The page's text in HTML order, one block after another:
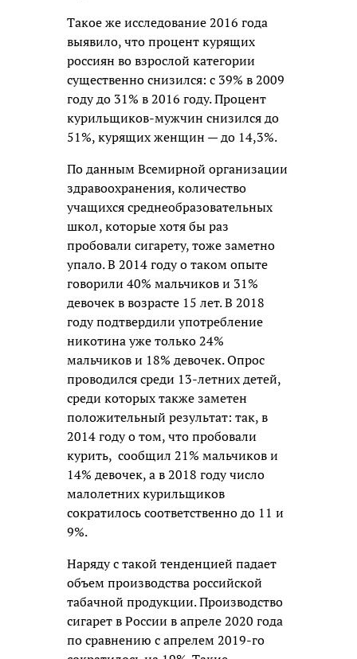
Такое же исследование 2016 года
выявило, что процент курящих
россиян во взрослой категории
существенно снизился: с 39% в 2009
году до 31% в 2016 году. Процент
курильщиков-мужчин снизился до
51%, курящих женщин — до 14,3%.
По данным Всемирной организации
здравоохранения, количество
учащихся среднеобразовательных
школ, которые хотя бы раз
пробовали сигарету, тоже заметно
упало. В 2014 году о таком опыте
говорили 40% мальчиков и 31%
девочек в возрасте 15 лет. В 2018
году подтвердили употребление
никотина уже только 24%
мальчиков и 18% девочек. Опрос
проводился среди 13-летних детей,
среди которых также заметен
положительный результат: так, в
2014 году о том, что пробовали
курить, сообщил 21% мальчиков и
14% девочек, а в 2018 году число
малолетних курильщиков
сократилось соответственно до 11 и
9%.
Наряду с такой тенденцией падает
объем производства российской
табачной продукции. Производство
сигарет в России в апреле 2020 года
по сравнению с апрелем 2019-го